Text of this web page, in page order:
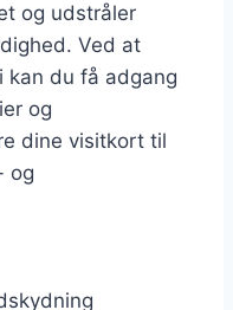
og udstråler
Ved at
kan du få adgang
og
dine visitkort til
og